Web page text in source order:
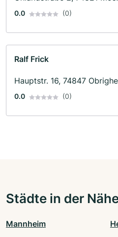
0.0 (0)
Ralf Frick
Hauptstr. 16, 74847
0.0 (0)
Städte in der
Mannheim